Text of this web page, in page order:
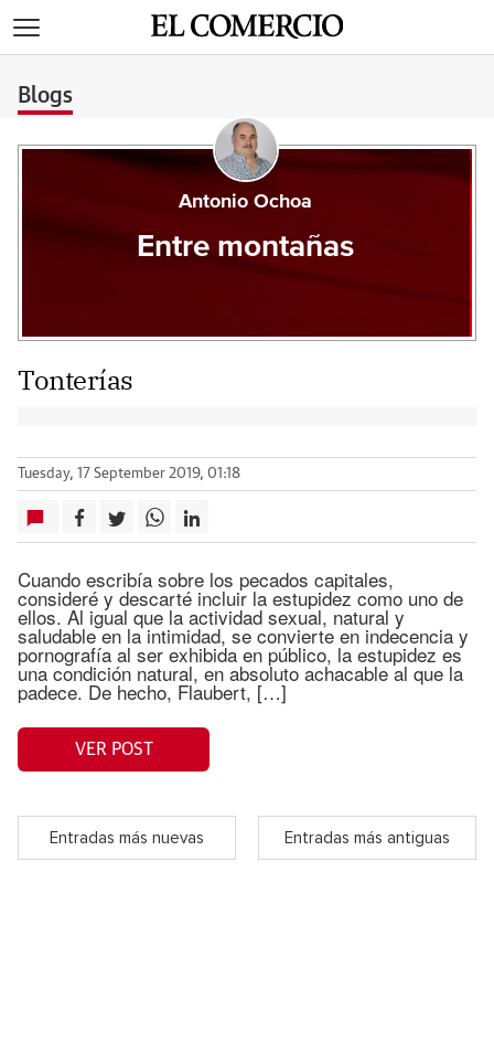
Blogs
Antonio Ochoa
Entre montañas
Tonterías
Tuesday, 17 September 2019, 01:18
Cuando escribía sobre los pecados capitales,
consideré y descarté incluir la estupidez como uno de
ellos. Al igual que la actividad sexual, natural y
saludable en la intimidad, se convierte en indecencia y
pornografía al ser exhibida en público, la estupidez es
una condición natural, en absoluto achacable al que la
padece. De hecho, Flaubert, […]
VER POST
Entradas más nuevas Entradas más antiguas